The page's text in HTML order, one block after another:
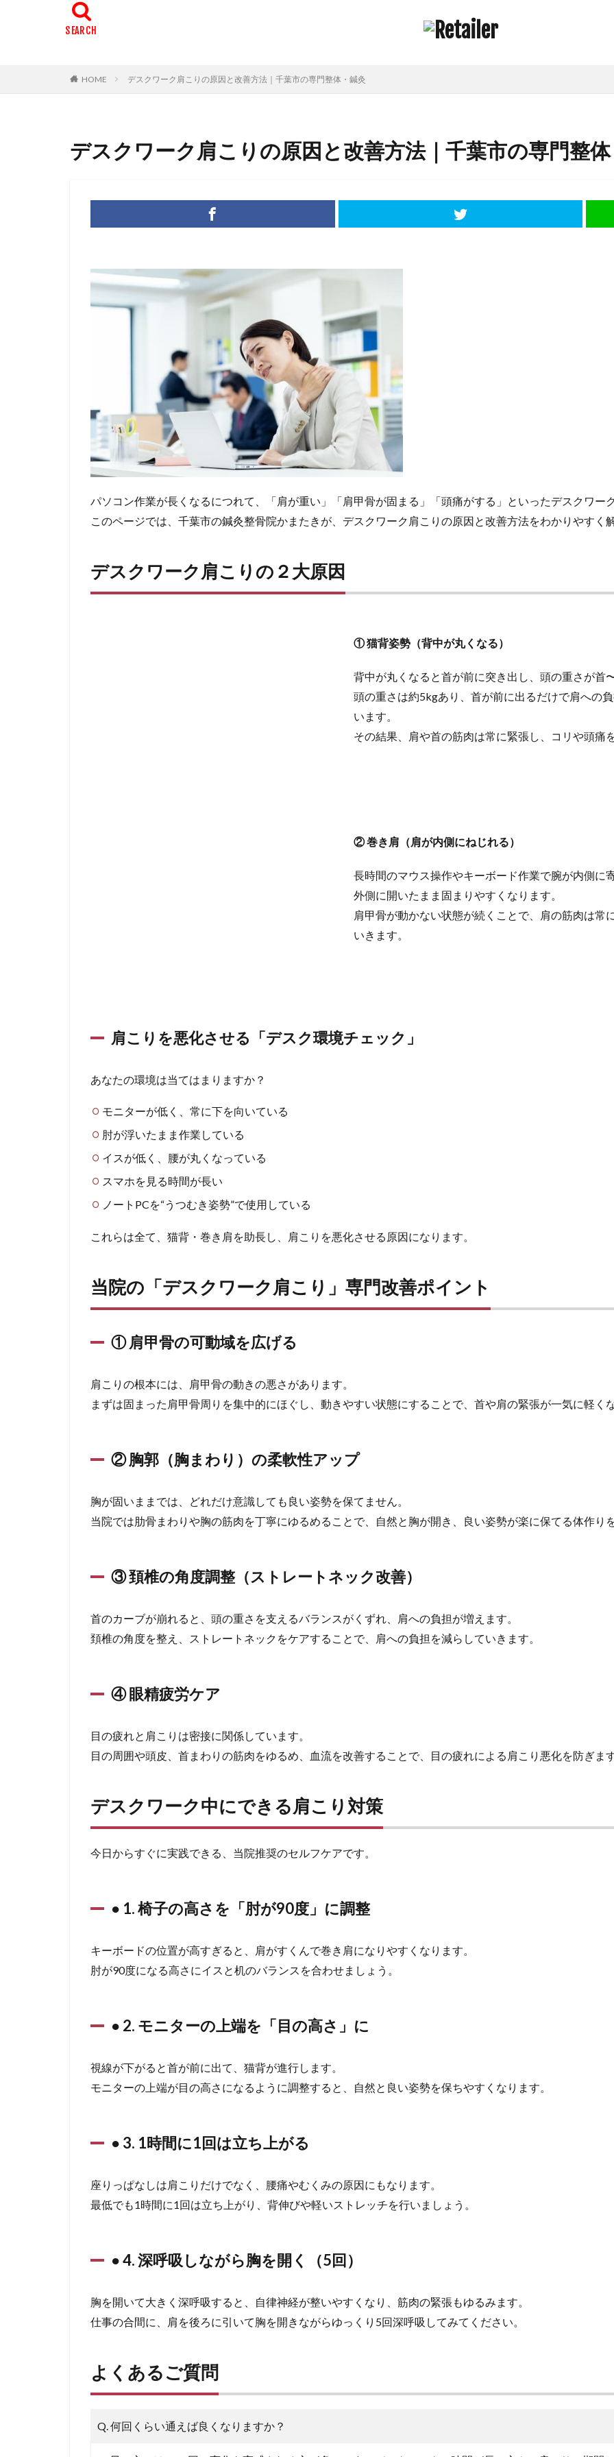
HOME デスクワーク肩こりの原因と改善方法｜千葉市の専門整体・鍼灸
デスクワーク肩こりの原因と改善方法｜千葉市の専門整
パソコン作業が長くなるにつれて、「肩が重い」「肩甲骨が固まる」「頭痛がする」といったデスクワー
このページでは、千葉市の鍼灸整骨院かまたきが、デスクワーク肩こりの原因と改善方法をわかりやすく
デスクワーク肩こりの２大原因
① 猫背姿勢（背中が丸くなる）
背中が丸くなると首が前に突き出し、頭の重さが首
頭の重さは約5kgあり、首が前に出るだけで肩への
います。
その結果、肩や首の筋肉は常に緊張し、コリや頭痛
② 巻き肩（肩が内側にねじれる）
長時間のマウス操作やキーボード作業で腕が内側に
外側に開いたまま固まりやすくなります。
肩甲骨が動かない状態が続くことで、肩の筋肉は常
いきます。
肩こりを悪化させる「デスク環境チェック」
あなたの環境は当てはまりますか？
モニターが低く、常に下を向いている
肘が浮いたまま作業している
イスが低く、腰が丸くなっている
スマホを見る時間が長い
ノートPCを“うつむき姿勢”で使用している
これらは全て、猫背・巻き肩を助長し、肩こりを悪化させる原因になります。
当院の「デスクワーク肩こり」専門改善ポイント
① 肩甲骨の可動域を広げる
肩こりの根本には、肩甲骨の動きの悪さがあります。
まずは固まった肩甲骨周りを集中的にほぐし、動きやすい状態にすることで、首や肩の緊張が一気に軽く
② 胸郭（胸まわり）の柔軟性アップ
胸が固いままでは、どれだけ意識しても良い姿勢を保てません。
当院では肋骨まわりや胸の筋肉を丁寧にゆるめることで、自然と胸が開き、良い姿勢が楽に保てる体作り
③ 頚椎の角度調整（ストレートネック改善）
首のカーブが崩れると、頭の重さを支えるバランスがくずれ、肩への負担が増えます。
頚椎の角度を整え、ストレートネックをケアすることで、肩への負担を減らしていきます。
④ 眼精疲労ケア
目の疲れと肩こりは密接に関係しています。
目の周囲や頭皮、首まわりの筋肉をゆるめ、血流を改善することで、目の疲れによる肩こり悪化を防ぎま
デスクワーク中にできる肩こり対策
今日からすぐに実践できる、当院推奨のセルフケアです。
● 1. 椅子の高さを「肘が90度」に調整
キーボードの位置が高すぎると、肩がすくんで巻き肩になりやすくなります。
肘が90度になる高さにイスと机のバランスを合わせましょう。
● 2. モニターの上端を「目の高さ」に
視線が下がると首が前に出て、猫背が進行します。
モニターの上端が目の高さになるように調整すると、自然と良い姿勢を保ちやすくなります。
● 3. 1時間に1回は立ち上がる
座りっぱなしは肩こりだけでなく、腰痛やむくみの原因にもなります。
最低でも1時間に1回は立ち上がり、背伸びや軽いストレッチを行いましょう。
● 4. 深呼吸しながら胸を開く（5回）
胸を開いて大きく深呼吸すると、自律神経が整いやすくなり、筋肉の緊張もゆるみます。
仕事の合間に、肩を後ろに引いて胸を開きながらゆっくり5回深呼吸してみてください。
よくあるご質問
Q. 何回くらい通えば良くなりますか？